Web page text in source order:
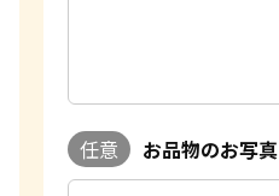
任意 お品物のお写真